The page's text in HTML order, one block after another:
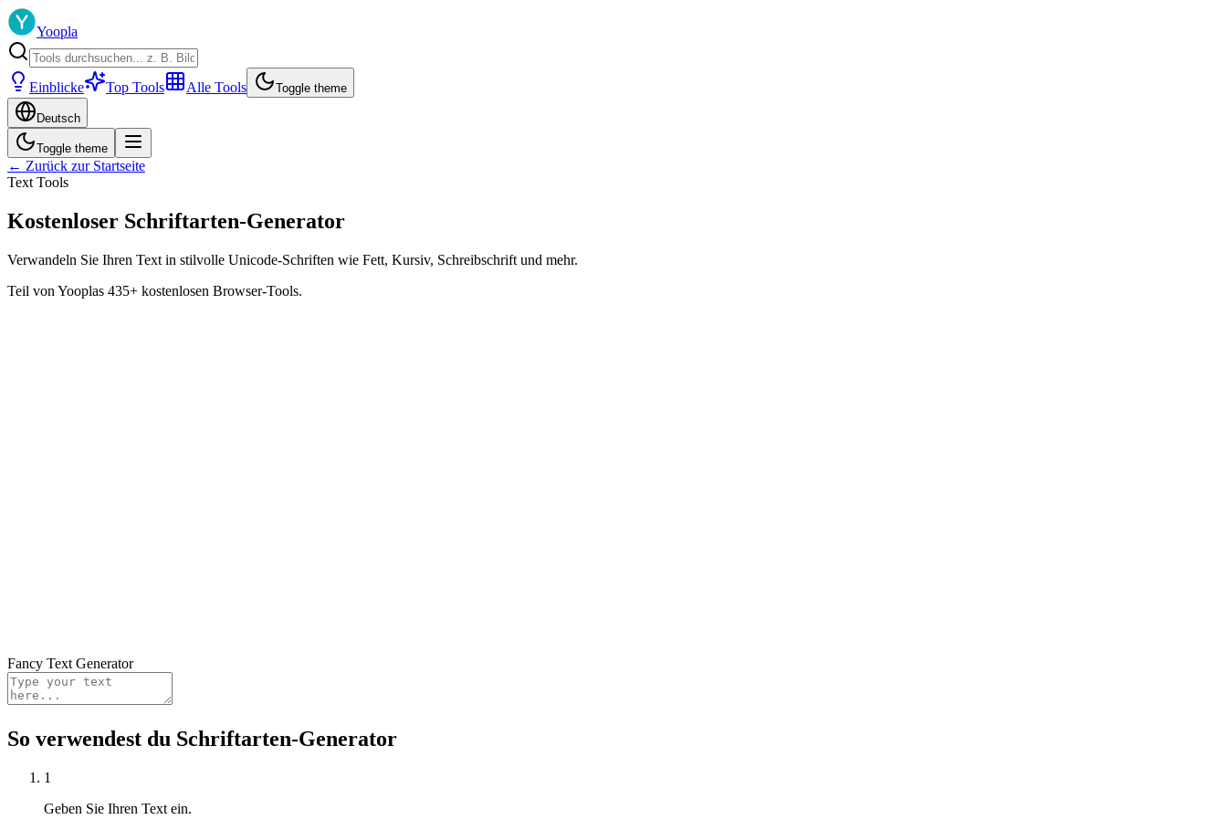
Yoopla
Einblicke Top Tools Alle Tools Toggle theme
Deutsch
Toggle theme
← Zurück zur Startseite
Text Tools
Kostenloser Schriftarten-Generator
Verwandeln Sie Ihren Text in stilvolle Unicode-Schriften wie Fett, Kursiv, Schreibschrift und mehr.
Teil von Yooplas 435+ kostenlosen Browser-Tools.
Fancy Text Generator
So verwendest du Schriftarten-Generator
1
Geben Sie Ihren Text ein.